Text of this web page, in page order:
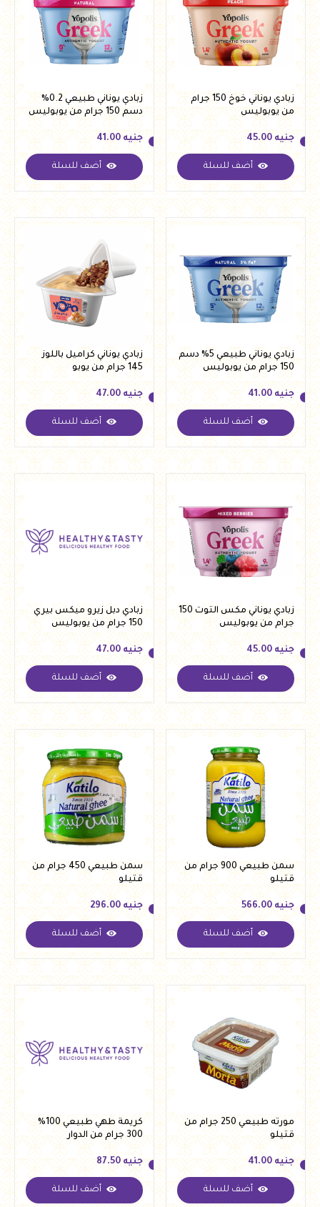
زبادي يوناني خوخ 150 جرام
من يوبوليس
جنيه
جنيه 45.00
أضف للسلة
زبادي يوناني طبيعي 0.2%
دسم 150 جرام من يوبوليس
جنيه
جنيه 41.00
أضف للسلة
زبادي يوناني طبيعي 5% دسم
150 جرام من يوبوليس
جنيه
جنيه 41.00
أضف للسلة
زبادي يوناني كراميل باللوز
145 جرام من يوبو
جنيه
جنيه 47.00
أضف للسلة
زبادي يوناني مكس التوت 150
جرام من يوبوليس
جنيه
جنيه 45.00
أضف للسلة
زبادي دبل زيرو ميكس بيري
150 جرام من يوبوليس
جنيه
جنيه 47.00
أضف للسلة
سمن طبيعي 900 جرام من
قتيلو
جنيه
جنيه 566.00
أضف للسلة
سمن طبيعي 450 جرام من
قتيلو
جنيه
جنيه 296.00
أضف للسلة
مورته طبيعي 250 جرام من
قتيلو
جنيه
جنيه 41.00
أضف للسلة
كريمة طهي طبيعي 100%
300 جرام من الدوار
جنيه
جنيه 87.50
أضف للسلة